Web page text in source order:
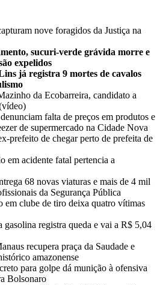
nove foragidos da Justiça na
sucuri-verde grávida morre e
expelidos
já registra 9 mortes de cavalos
da Ecobarreira, candidato a
falta de preços em produtos e
de supermercado na Cidade Nova
prefeito de chegar perto de prefeita de
em acidente fatal pertencia a
68 novas viaturas e mais de 4 mil
da Segurança Pública
em clube de tiro deixa quatro vítimas
gasolina registra queda e vai a R$ 5,04
recupera praça da Saudade e
amazonense
para golpe dá munição à ofensiva
Bolsonaro